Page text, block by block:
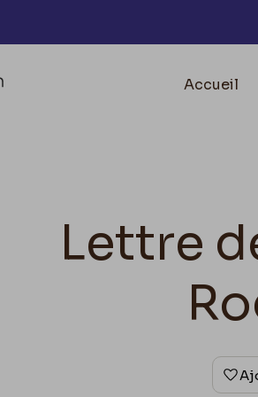
Accueil
Lettre